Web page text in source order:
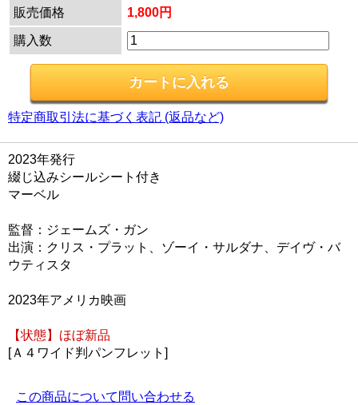
販売価格 1,800円
購入数
特定商取引法に基づく表記 (返品など)
2023年発行
綴じ込みシールシート付き
マーベル
監督：ジェームズ・ガン
出演：クリス・プラット、ゾーイ・サルダナ、デイヴ・バ
ウティスタ
2023年アメリカ映画
【状態】ほぼ新品
[Ａ４ワイド判パンフレット]
この商品について問い合わせる